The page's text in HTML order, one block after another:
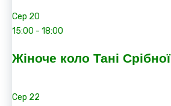
Сер 20
15:00 - 18:00
Жіноче коло Тані Срібної
Сер 22